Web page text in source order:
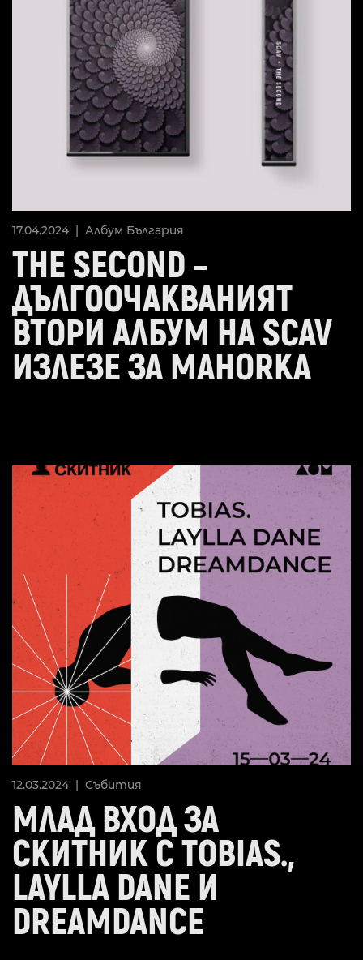
17.04.2024 | Албум България
THE SECOND –
ДЪЛГООЧАКВАНИЯТ
ВТОРИ АЛБУМ НА SCAV
ИЗЛЕЗЕ ЗА MAHORKA
12.03.2024 | Събития
МЛАД ВХОД ЗА
СКИТНИК С TOBIAS.,
LAYLLA DANE И
DREAMDANCE